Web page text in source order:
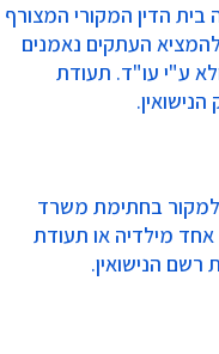
בית הדין המקורי המצורף
להמציא העתקים נאמנים
ע"י עו"ד. תעודת
למקור בחתימת משרד
מילדיה או תעודת
רשם הנישואין.